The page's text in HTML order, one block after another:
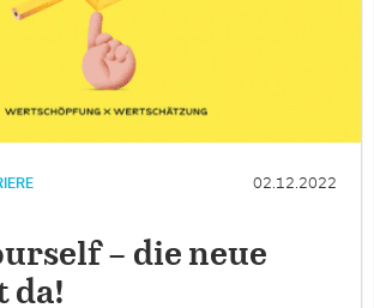
02.12.2022
– die neue
da!